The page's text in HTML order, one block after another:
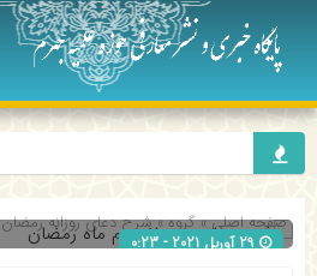
صفحه اصلی» گروه »شرح دعای روزانه رمضان
29 آوریل 2021 - 0:23